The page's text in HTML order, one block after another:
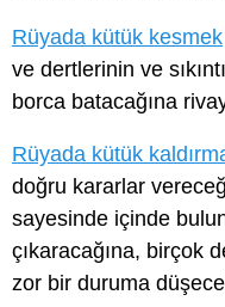
Rüyada kütük kesmek
ve dertlerinin ve
borca batacağına
Rüyada kütük
doğru kararlar
sayesinde içinde
çıkaracağına, birçok
zor bir duruma